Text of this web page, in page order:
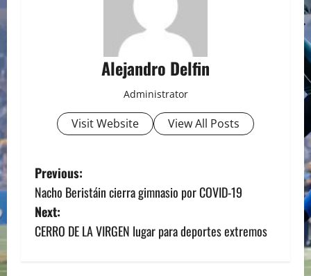
Alejandro Delfin
Administrator
Visit Website View All Posts
P
o
s
Previous:
Nacho Beristáin cierra gimnasio por COVID-19
Next:
CERRO DE LA VIRGEN lugar para deportes extremos